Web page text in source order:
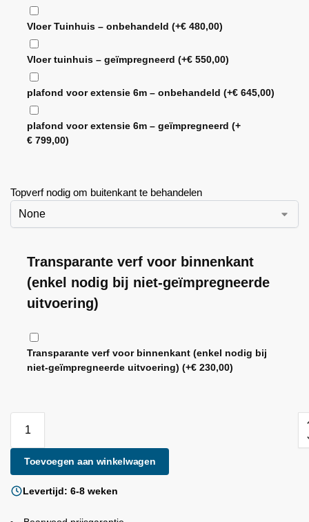
Vloer Tuinhuis – onbehandeld(+€ 480,00)
Vloer tuinhuis – geïmpregneerd(+€ 550,00)
plafond voor extensie 6m – onbehandeld(+€ 645,00)
plafond voor extensie 6m – geïmpregneerd(+
€ 799,00)
Topverf nodig om buitenkant te behandelen
Transparante verf voor binnenkant
(enkel nodig bij niet-geïmpregneerde
uitvoering)
Transparante verf voor binnenkant (enkel nodig bij
niet-geïmpregneerde uitvoering)(+€ 230,00)
Toevoegen aan winkelwagen
Levertijd: 6-8 weken